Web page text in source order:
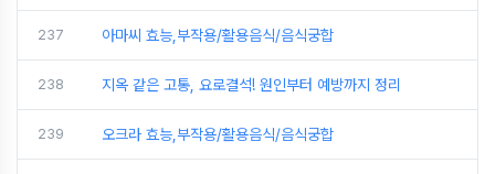
237 아마씨 효능,부작용/활용음식/음식궁합
238 지옥 같은 고통, 요로결석! 원인부터 예방까지 정리
239 오크라 효능,부작용/활용음식/음식궁합